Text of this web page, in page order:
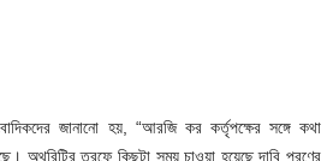
জানানো হয়, “আরজি কর কর্তৃপক্ষের সঙ্গে কথা
অথরিটির তরফে কিছুটা সময় চাওয়া হয়েছে দাবি পূরণের